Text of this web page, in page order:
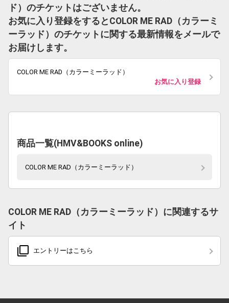
ド）のチケットはございません。
お気に入り登録をするとCOLOR ME RAD（カラーミ
ーラッド）のチケットに関する最新情報をメールで
お届けします。
COLOR ME RAD（カラーミーラッド）
お気に入り登録
商品一覧(HMV&BOOKS online)
COLOR ME RAD（カラーミーラッド）
COLOR ME RAD（カラーミーラッド）に関連するサ
イト
filter_none エントリーはこちら